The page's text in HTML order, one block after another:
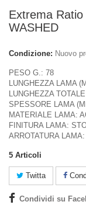
Extrema
WASHED
Condizione: Nuovo
PESO G.: 78
LUNGHEZZA LAMA
LUNGHEZZA
SPESSORE LAMA
MATERIALE LAMA:
FINITURA LAMA:
ARROTATURA
5 Articoli
Twitta
Condividi su